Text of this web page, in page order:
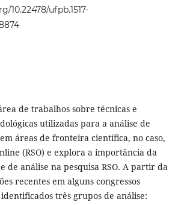
10.22478/ufpb.1517-
de trabalhos sobre técnicas e
utilizadas para a análise de
áreas de fronteira científica, no caso,
(RSO) e explora a importância da
de análise na pesquisa RSO. A partir da
recentes em alguns congressos
três grupos de análise: